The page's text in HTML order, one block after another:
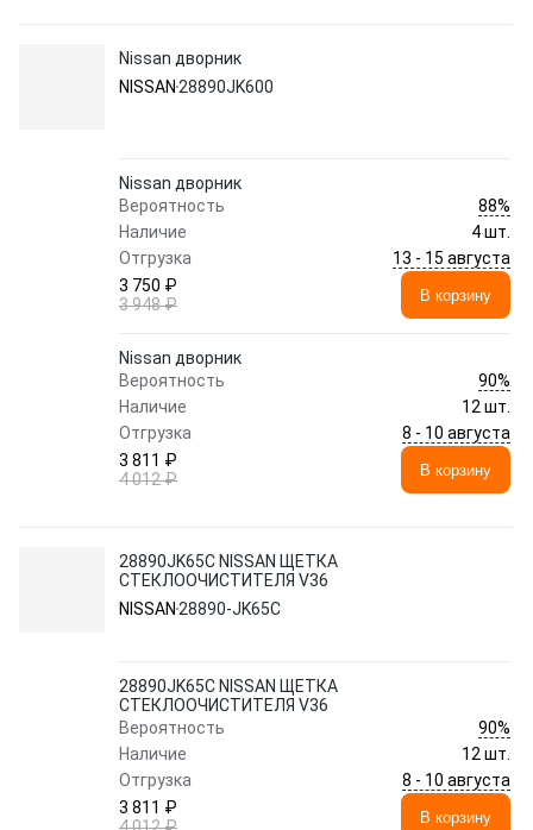
Nissan дворник
NISSAN 28890JK600
Nissan дворник
Вероятность
88%
Наличие
4 шт.
Отгрузка
13 - 15 августа
3 750 ₽
3 948 ₽
В корзину
Nissan дворник
Вероятность
90%
Наличие
12 шт.
Отгрузка
8 - 10 августа
3 811 ₽
4 012 ₽
В корзину
28890JK65C NISSAN ЩЕТКА
СТЕКЛООЧИСТИТЕЛЯ V36
NISSAN 28890-JK65C
28890JK65C NISSAN ЩЕТКА
СТЕКЛООЧИСТИТЕЛЯ V36
Вероятность
90%
Наличие
12 шт.
Отгрузка
8 - 10 августа
3 811 ₽
В корзину